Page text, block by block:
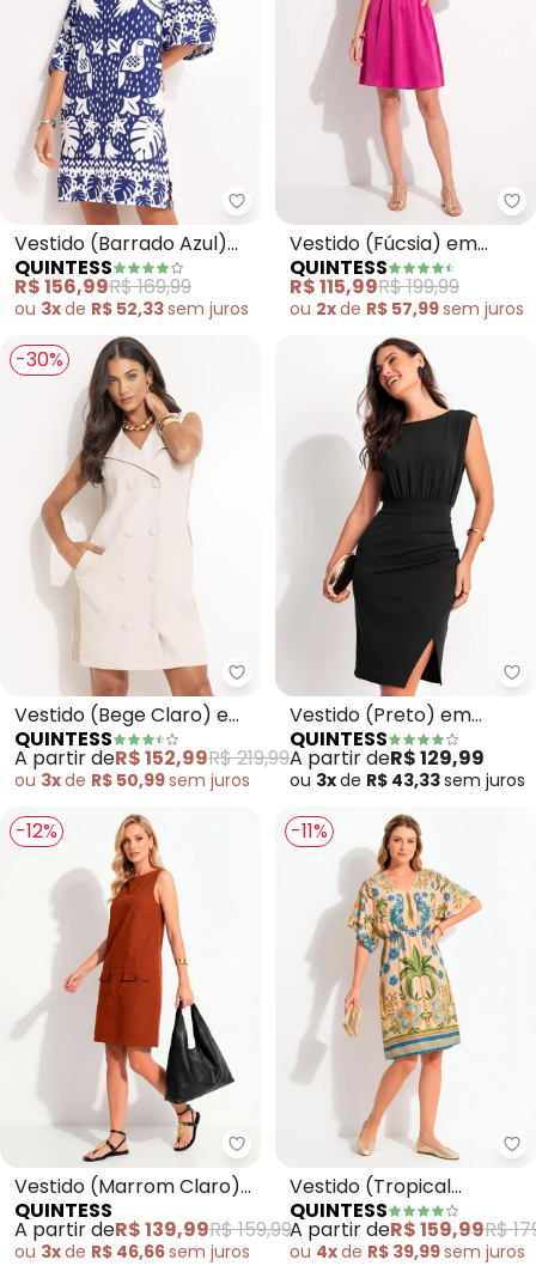
Quintess - Vestido (Barrado
Vestido (Barrado Azul)
em Malha Fria
QUINTESS
R$ 156,99R$ 169,99
ou 3xde R$ 52,33sem juros
Vestido (Fúcsia) em
Crepe Plano Acetinado
QUINTESS
R$ 115,99R$ 199,99
ou 2xde R$ 57,99sem juros
-30%
Quintess - Vestido (Bege
Vestido (Bege Claro) em
Alfaiataria
QUINTESS
A partir deR$ 152,99R$ 219,99
ou 3xde R$ 50,99sem juros
Vestido (Preto) em
Malha Texturizada
QUINTESS
A partir deR$ 129,99
ou 3xde R$ 43,33sem juros
-12%
Quintess - Vestido (Marrom
Vestido (Marrom Claro)
em Nylon Suede
QUINTESS
A partir deR$ 139,99R$ 159,99
ou 3xde R$ 46,66sem juros
-11%
Vestido (Tropical
Bordado) em Malha Fria
QUINTESS
A partir deR$ 159,99R$
ou 4xde R$ 39,99sem juros